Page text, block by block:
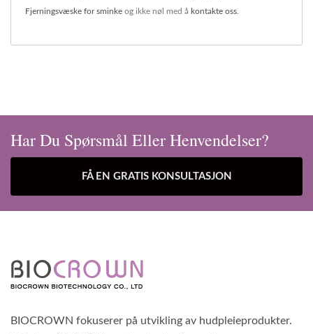
Fjerningsvæske for sminke og ikke nøl med å kontakte oss
Har Du Spørsmål Eller Henvendelser?
FÅ EN GRATIS KONSULTASJON
BIOCROWN fokuserer på utvikling av hudpleieprodukter.